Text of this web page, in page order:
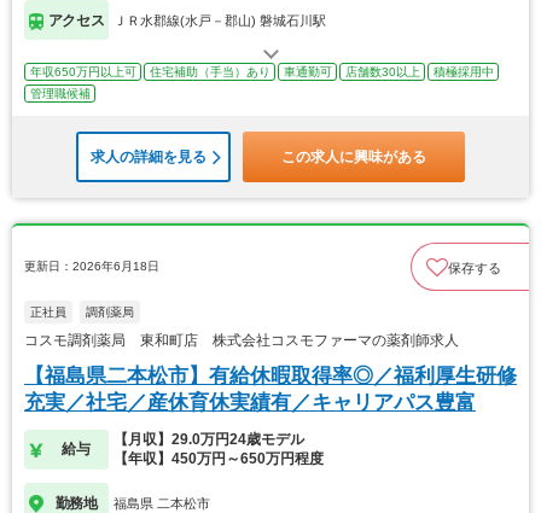
アクセス ＪＲ水郡線(水戸－郡山) 磐城石川駅
年収650万円以上可 住宅補助（手当）あり 車通勤可 店舗数30以上
積極採用中
管理職候補
求人の詳細を見る この求人に興味がある
更新日：2026年6月18日 保存する
正社員 調剤薬局
コスモ調剤薬局 東和町店 株式会社コスモファーマの薬剤師求人
【福島県二本松市】有給休暇取得率◎／福利厚生研修
充実／社宅／産休育休実績有／キャリアパス豊富
給与
【月収】29.0万円24歳モデル
【年収】450万円～650万円程度
勤務地 福島県 二本松市